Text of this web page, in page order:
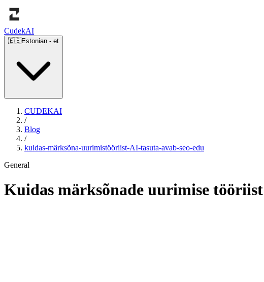
CudekAI
🇪🇪Estonian - et
CUDEKAI
/
Blog
/
kuidas-märksõna-uurimistööriist-AI-tasuta-avab-seo-edu
General
Kuidas märksõnade uurimise